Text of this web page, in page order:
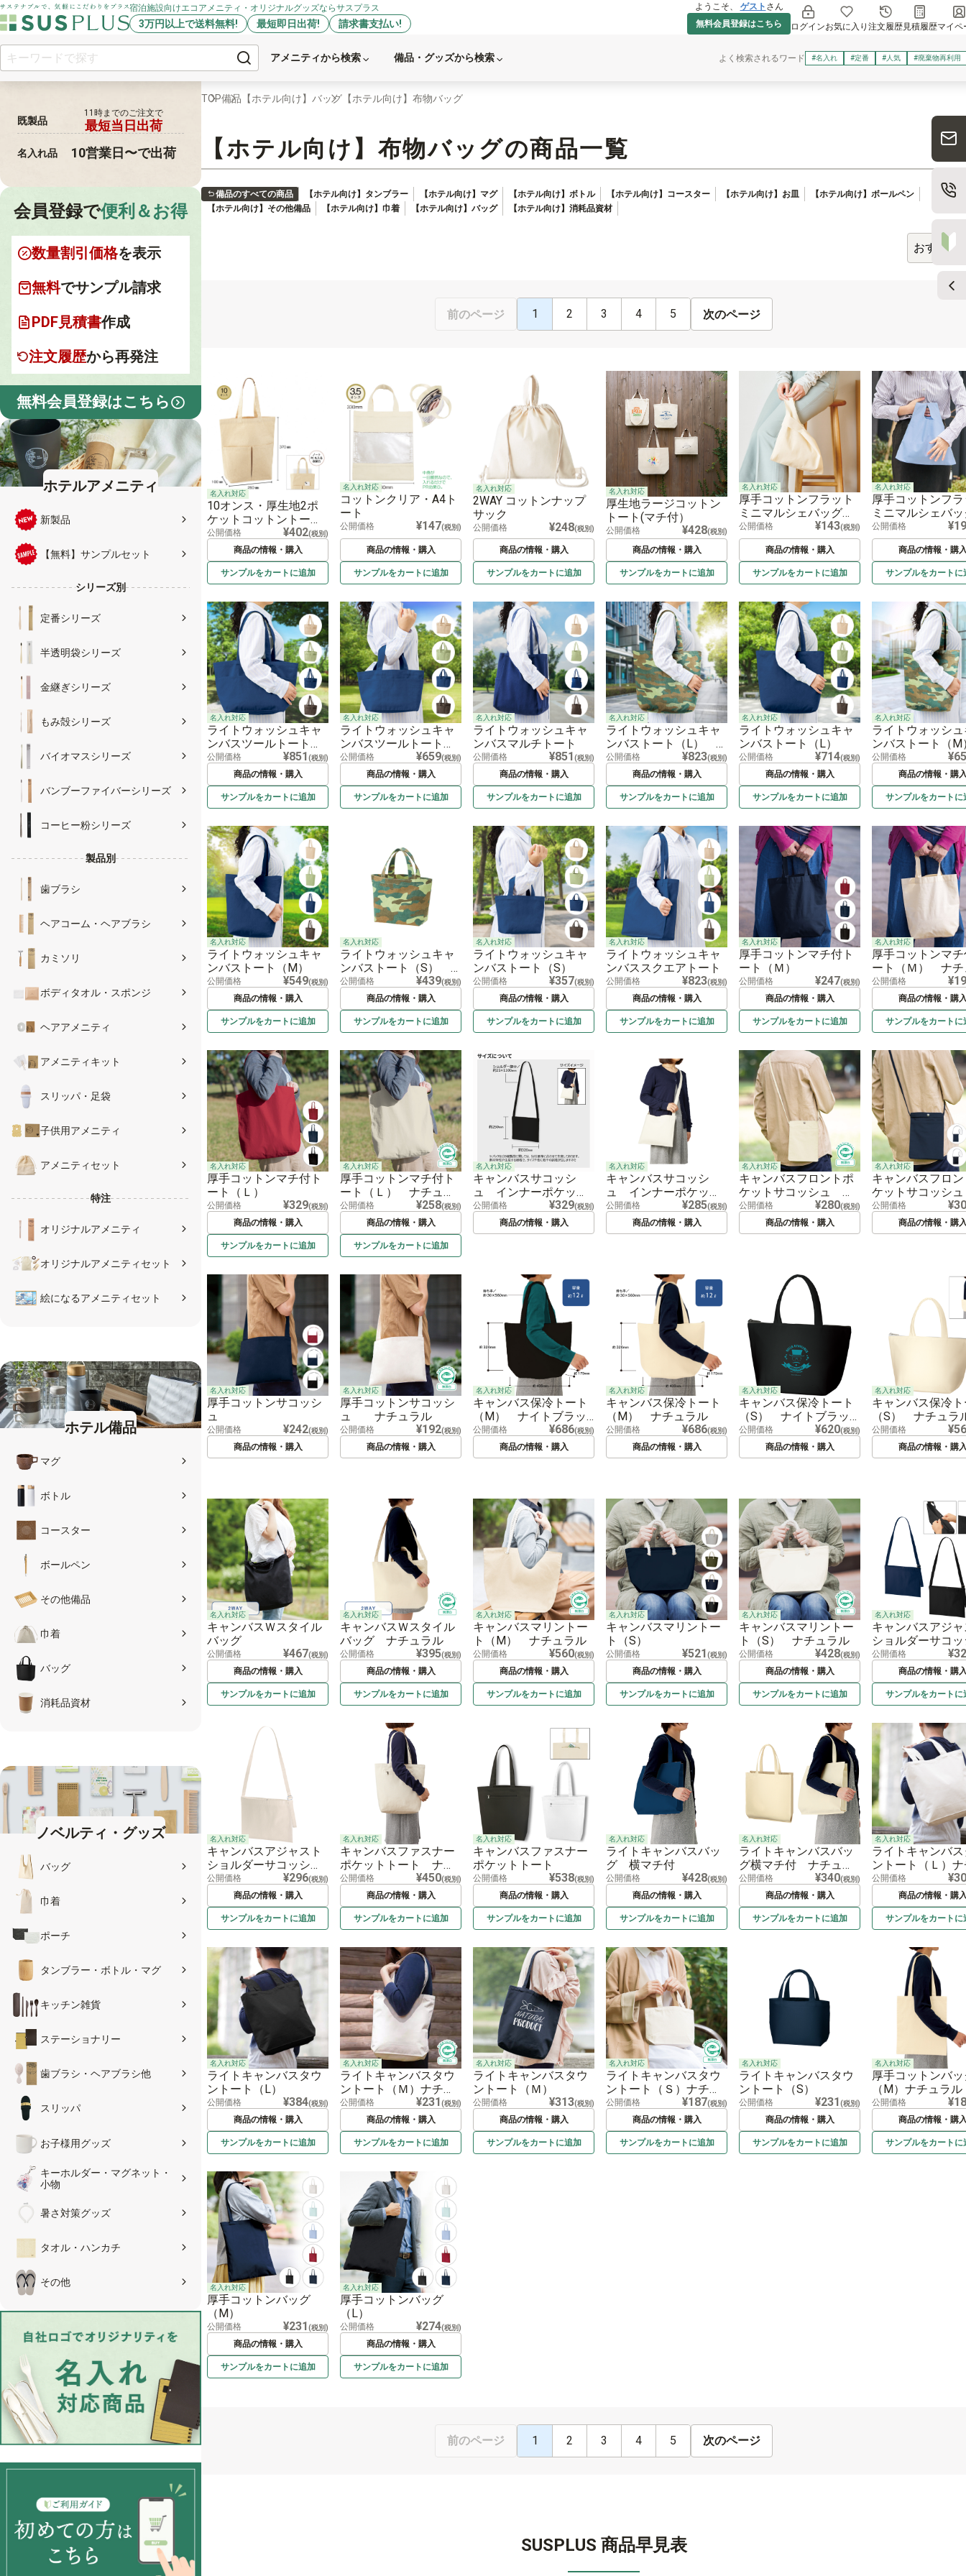
宿泊施設向けエコアメニティ・オリジナルグッズならサスプラス
3万円以上で送料無料! 最短即日出荷! 請求書支払い!
ようこそ、 ゲスト さん
無料会員登録はこちら
ログインお気に入り 注文履歴見積履歴マイペ
アメニティから検索 備品・グッズから検索 よく検索されるワード #名入れ #定番 #人気 #廃棄物再利用
既製品
11時までのご注文で
最短当日出荷
名入れ品 10営業日〜で出荷
会員登録で便利＆お得
数量割引価格を表示
無料でサンプル請求
PDF見積書作成
注文履歴から再発注
無料会員登録はこちら
ホテルアメニティ
新製品
【無料】サンプルセット
シリーズ別
定番シリーズ
半透明袋シリーズ
金継ぎシリーズ
もみ殻シリーズ
バイオマスシリーズ
バンブーファイバーシリーズ
コーヒー粉シリーズ
製品別
歯ブラシ
ヘアコーム・ヘアブラシ
カミソリ
ボディタオル・スポンジ
ヘアアメニティ
アメニティキット
スリッパ・足袋
子供用アメニティ
アメニティセット
特注
オリジナルアメニティ
オリジナルアメニティセット
絵になるアメニティセット
ホテル備品
マグ
ボトル
コースター
ボールペン
その他備品
巾着
バッグ
消耗品資材
ノベルティ・グッズ
バッグ
巾着
ポーチ
タンブラー・ボトル・マグ
キッチン雑貨
ステーショナリー
歯ブラシ・ヘアブラシ他
スリッパ
お子様用グッズ
キーホルダー・マグネット・
小物
暑さ対策グッズ
タオル・ハンカチ
その他
TOP備品 【ホテル向け】バッグ 【ホテル向け】布物バッグ
【ホテル向け】布物バッグの商品一覧
備品のすべての商品 【ホテル向け】タンブラー 【ホテル向け】マグ 【ホテル向け】ボトル 【ホテル向け】コースター 【ホテル向け】お皿
【ホテル向け】ボールペン
【ホテル向け】その他備品
【ホテル向け】巾着 【ホテル向け】バッグ 【ホテル向け】消耗品資材
前のページ 1 2 3 4 5 次のページ
名入れ対応
10オンス・厚生地2ポ
ケットコットントート
（マチ付）
公開価格 ¥402(税別)
商品の情報・購入
サンプルをカートに追加
名入れ対応
コットンクリア・A4ト
ート
公開価格 ¥147(税別)
商品の情報・購入
サンプルをカートに追加
名入れ対応
2WAY コットンナップ
サック
公開価格 ¥248(税別)
商品の情報・購入
サンプルをカートに追加
名入れ対応
厚生地ラージコットン
トート(マチ付）
公開価格 ¥428(税別)
商品の情報・購入
サンプルをカートに追加
名入れ対応
厚手コットンフラット
ミニマルシェバッグ
ナチュラル
公開価格 ¥143(税別)
商品の情報・購入
サンプルをカートに追加
名入れ対応
厚手コットンフ
ミニマルシェバ
公開価格
商品の情報・購
サンプルをカートに
名入れ対応
ライトウォッシュキャ
ンバスツールトート
（L）
公開価格 ¥851(税別)
商品の情報・購入
サンプルをカートに追加
名入れ対応
ライトウォッシュキャ
ンバスツールトート
（M）
公開価格 ¥659(税別)
商品の情報・購入
サンプルをカートに追加
名入れ対応
ライトウォッシュキャ
ンバスマルチトート
公開価格 ¥851(税別)
商品の情報・購入
サンプルをカートに追加
名入れ対応
ライトウォッシュキャ
ンバストート（L） カ
モフラージュ
公開価格 ¥823(税別)
商品の情報・購入
サンプルをカートに追加
名入れ対応
ライトウォッシュキャ
ンバストート（L）
公開価格 ¥714(税別)
商品の情報・購入
サンプルをカートに追加
名入れ対応
ライトウォッシ
ンバストート（
カモフラージュ
公開価格
商品の情報・購
サンプルをカートに
名入れ対応
ライトウォッシュキャ
ンバストート（M）
公開価格 ¥549(税別)
商品の情報・購入
サンプルをカートに追加
名入れ対応
ライトウォッシュキャ
ンバストート（S）
カモフラージュ
公開価格 ¥439(税別)
商品の情報・購入
サンプルをカートに追加
名入れ対応
ライトウォッシュキャ
ンバストート（S）
公開価格 ¥357(税別)
商品の情報・購入
サンプルをカートに追加
名入れ対応
ライトウォッシュキャ
ンバススクエアトート
公開価格 ¥823(税別)
商品の情報・購入
サンプルをカートに追加
名入れ対応
厚手コットンマチ付ト
ート（Ｍ）
公開価格 ¥247(税別)
商品の情報・購入
サンプルをカートに追加
名入れ対応
厚手コットンマ
ート（Ｍ） ナチ
ル
公開価格
商品の情報・購
サンプルをカートに
名入れ対応
厚手コットンマチ付ト
ート（Ｌ）
公開価格 ¥329(税別)
商品の情報・購入
サンプルをカートに追加
名入れ対応
厚手コットンマチ付ト
ート（Ｌ） ナチュラ
ル
公開価格 ¥258(税別)
商品の情報・購入
サンプルをカートに追加
名入れ対応
キャンバスサコッシ
ュ インナーポケット
付
公開価格 ¥329(税別)
商品の情報・購入
名入れ対応
キャンバスサコッシ
ュ インナーポケット
付 ナチュラル
公開価格 ¥285(税別)
商品の情報・購入
名入れ対応
キャンバスフロントポ
ケットサコッシュ ナ
チュラル
公開価格 ¥280(税別)
商品の情報・購入
名入れ対応
キャンバスフロ
ケットサコッシュ
公開価格
商品の情報・購
名入れ対応
厚手コットンサコッシ
ュ
公開価格 ¥242(税別)
商品の情報・購入
名入れ対応
厚手コットンサコッシ
ュ ナチュラル
公開価格 ¥192(税別)
商品の情報・購入
名入れ対応
キャンバス保冷トート
（M） ナイトブラッ
ク
公開価格 ¥686(税別)
商品の情報・購入
名入れ対応
キャンバス保冷トート
（M） ナチュラル
公開価格 ¥686(税別)
商品の情報・購入
名入れ対応
キャンバス保冷トート
（S） ナイトブラッ
ク
公開価格 ¥620(税別)
商品の情報・購入
名入れ対応
キャンバス保冷
（S） ナチュラ
公開価格
商品の情報・購
名入れ対応
キャンバスＷスタイル
バッグ
公開価格 ¥467(税別)
商品の情報・購入
サンプルをカートに追加
名入れ対応
キャンバスＷスタイル
バッグ ナチュラル
公開価格 ¥395(税別)
商品の情報・購入
サンプルをカートに追加
名入れ対応
キャンバスマリントー
ト（M） ナチュラル
公開価格 ¥560(税別)
商品の情報・購入
サンプルをカートに追加
名入れ対応
キャンバスマリントー
ト（S）
公開価格 ¥521(税別)
商品の情報・購入
サンプルをカートに追加
名入れ対応
キャンバスマリントー
ト（S） ナチュラル
公開価格 ¥428(税別)
商品の情報・購入
サンプルをカートに追加
名入れ対応
キャンバスアジ
ショルダーサコ
公開価格
商品の情報・購
サンプルをカートに
名入れ対応
キャンバスアジャスト
ショルダーサコッシ
ュ ナチュラル
公開価格 ¥296(税別)
商品の情報・購入
サンプルをカートに追加
名入れ対応
キャンバスファスナー
ポケットトート ナチ
ュラル
公開価格 ¥450(税別)
商品の情報・購入
サンプルをカートに追加
名入れ対応
キャンバスファスナー
ポケットトート
公開価格 ¥538(税別)
商品の情報・購入
サンプルをカートに追加
名入れ対応
ライトキャンバスバッ
グ 横マチ付
公開価格 ¥428(税別)
商品の情報・購入
サンプルをカートに追加
名入れ対応
ライトキャンバスバッ
グ横マチ付 ナチュラ
ル
公開価格 ¥340(税別)
商品の情報・購入
サンプルをカートに追加
名入れ対応
ライトキャンバ
ントート（Ｌ）
ラル
公開価格
商品の情報・購
サンプルをカートに
名入れ対応
ライトキャンバスタウ
ントート（L）
公開価格 ¥384(税別)
商品の情報・購入
サンプルをカートに追加
名入れ対応
ライトキャンバスタウ
ントート（Ｍ）ナチュ
ラル
公開価格 ¥231(税別)
商品の情報・購入
サンプルをカートに追加
名入れ対応
ライトキャンバスタウ
ントート（Ｍ）
公開価格 ¥313(税別)
商品の情報・購入
サンプルをカートに追加
名入れ対応
ライトキャンバスタウ
ントート（Ｓ）ナチュ
ラル
公開価格 ¥187(税別)
商品の情報・購入
サンプルをカートに追加
名入れ対応
ライトキャンバスタウ
ントート（S）
公開価格 ¥231(税別)
商品の情報・購入
サンプルをカートに追加
名入れ対応
厚手コットンバ
（M）ナチュラル
公開価格
商品の情報・購
サンプルをカートに
名入れ対応
厚手コットンバッグ
（M）
公開価格 ¥231(税別)
商品の情報・購入
サンプルをカートに追加
名入れ対応
厚手コットンバッグ
（L）
公開価格 ¥274(税別)
商品の情報・購入
サンプルをカートに追加
前のページ 1 2 3 4 5 次のページ
SUSPLUS 商品早見表